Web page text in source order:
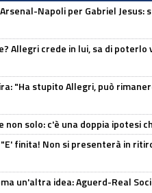
Napoli per Gabriel Jesus:
Allegri crede in lui, sa di poterlo
"Ha stupito Allegri, può
non solo: c'è una doppia ipotesi
finita! Non si presenterà in
un'altra idea: Aguerd-Real